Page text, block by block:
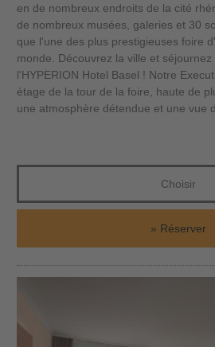
en de nombreux endroits de la cité
de nombreux musées, galeries et 30
que l'une des plus prestigieuses foire
monde. Découvrez la ville et
l'HYPERION Hotel Basel ! Notre
étage de la tour de la foire, haute de
une atmosphère détendue et une vue
Choisir
Réserver